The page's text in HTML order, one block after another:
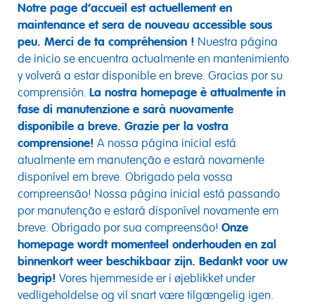
Notre page d’accueil est actuellement en
maintenance et sera de nouveau accessible sous
peu. Merci de ta compréhension ! Nuestra página
de inicio se encuentra actualmente en mantenimiento
y volverá a estar disponible en breve. Gracias por su
comprensión. La nostra homepage è attualmente in
fase di manutenzione e sarà nuovamente
disponibile a breve. Grazie per la vostra
comprensione! A nossa página inicial está
atualmente em manutenção e estará novamente
disponível em breve. Obrigado pela vossa
compreensão! Nossa página inicial está passando
por manutenção e estará disponível novamente em
breve. Obrigado por sua compreensão! Onze
homepage wordt momenteel onderhouden en zal
binnenkort weer beschikbaar zijn. Bedankt voor uw
begrip! Vores hjemmeside er i øjeblikket under
vedligeholdelse og vil snart være tilgængelig igen.